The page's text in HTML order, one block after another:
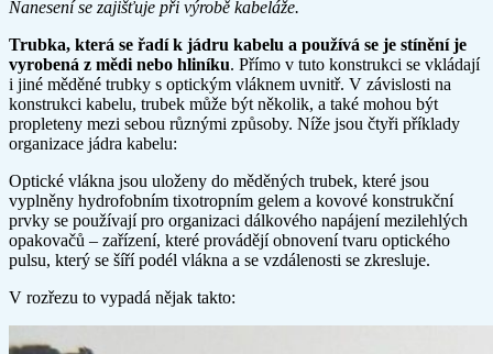
Nanesení se zajišťuje při výrobě kabeláže.
Trubka, která se řadí k jádru kabelu a používá se je stínění je
vyrobená z mědi nebo hliníku. Přímo v tuto konstrukci se vkládají
i jiné měděné trubky s optickým vláknem uvnitř. V závislosti na
konstrukci kabelu, trubek může být několik, a také mohou být
propleteny mezi sebou různými způsoby. Níže jsou čtyři příklady
organizace jádra kabelu:
Optické vlákna jsou uloženy do měděných trubek, které jsou
vyplněny hydrofobním tixotropním gelem a kovové konstrukční
prvky se používají pro organizaci dálkového napájení mezilehlých
opakovačů – zařízení, které provádějí obnovení tvaru optického
pulsu, který se šíří podél vlákna a se vzdálenosti se zkresluje.
V rozřezu to vypadá nějak takto: